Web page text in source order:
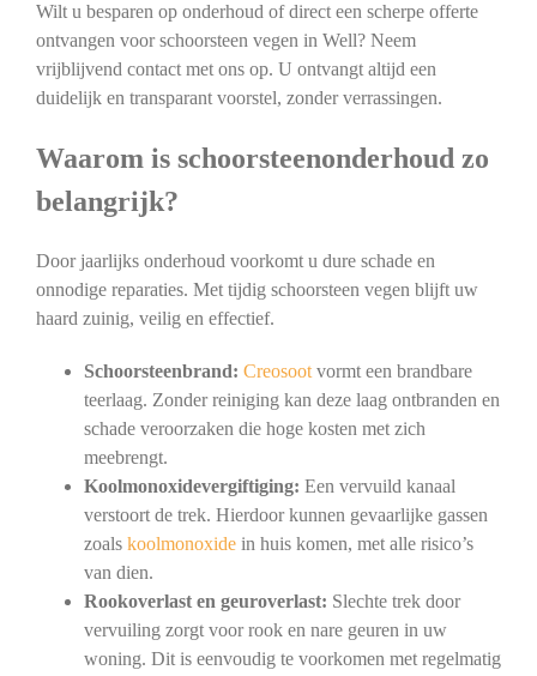
Wilt u besparen op onderhoud of direct een scherpe offerte
ontvangen voor schoorsteen vegen in Well? Neem
vrijblijvend contact met ons op. U ontvangt altijd een
duidelijk en transparant voorstel, zonder verrassingen.
Waarom is schoorsteenonderhoud zo
belangrijk?
Door jaarlijks onderhoud voorkomt u dure schade en
onnodige reparaties. Met tijdig schoorsteen vegen blijft uw
haard zuinig, veilig en effectief.
Schoorsteenbrand: Creosootvormt een brandbare
teerlaag. Zonder reiniging kan deze laag ontbranden en
schade veroorzaken die hoge kosten met zich
meebrengt.
Koolmonoxidevergiftiging: Een vervuild kanaal
verstoort de trek. Hierdoor kunnen gevaarlijke gassen
zoals koolmonoxidein huis komen, met alle risico’s
van dien.
Rookoverlast en geuroverlast: Slechte trek door
vervuiling zorgt voor rook en nare geuren in uw
woning. Dit is eenvoudig te voorkomen met regelmatig